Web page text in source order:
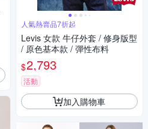
人氣熱賣品7折起
Levis 女款 牛仔外套 / 修身版型
/ 原色基本款 / 彈性布料
$2,793
活動
加入購物車